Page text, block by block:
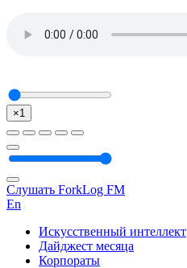
×1
Слушать ForkLog FM
En
Искусственный интеллект
Дайджест месяца
Корпораты